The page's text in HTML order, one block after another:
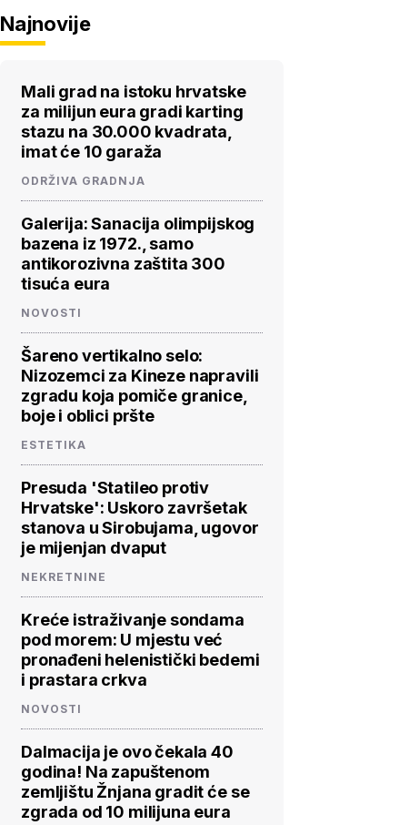
Najnovije
Mali grad na istoku hrvatske
za milijun eura gradi karting
stazu na 30.000 kvadrata,
imat će 10 garaža
ODRŽIVA GRADNJA
Galerija: Sanacija olimpijskog
bazena iz 1972., samo
antikorozivna zaštita 300
tisuća eura
NOVOSTI
Šareno vertikalno selo:
Nizozemci za Kineze napravili
zgradu koja pomiče granice,
boje i oblici pršte
ESTETIKA
Presuda 'Statileo protiv
Hrvatske': Uskoro završetak
stanova u Sirobujama, ugovor
je mijenjan dvaput
NEKRETNINE
Kreće istraživanje sondama
pod morem: U mjestu već
pronađeni helenistički bedemi
i prastara crkva
NOVOSTI
Dalmacija je ovo čekala 40
godina! Na zapuštenom
zemljištu Žnjana gradit će se
zgrada od 10 milijuna eura